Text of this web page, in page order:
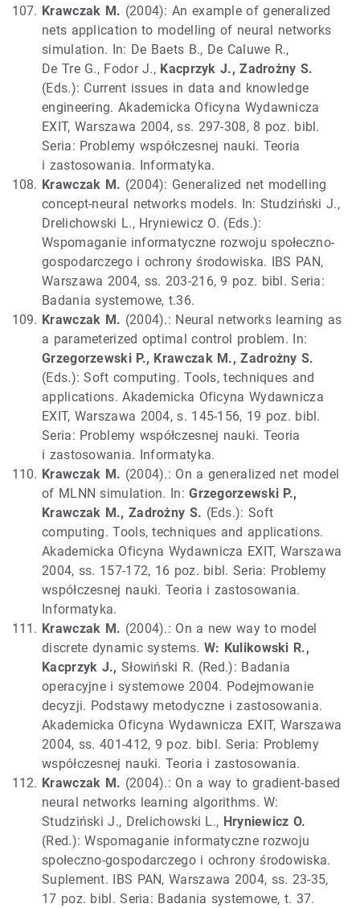
Krawczak M. (2004): An example of generalized
nets application to modelling of neural networks
simulation. In: De Baets B., De Caluwe R.,
De Tre G., Fodor J., Kacprzyk J., Zadrożny S.
(Eds.): Current issues in data and knowledge
engineering. Akademicka Oficyna Wydawnicza
EXIT, Warszawa 2004, ss. 297-308, 8 poz. bibl.
Seria: Problemy współczesnej nauki. Teoria
i zastosowania. Informatyka.
Krawczak M. (2004): Generalized net modelling
concept-neural networks models. In: Studziński J.,
Drelichowski L., Hryniewicz O. (Eds.):
Wspomaganie informatyczne rozwoju społeczno-
gospodarczego i ochrony środowiska. IBS PAN,
Warszawa 2004, ss. 203-216, 9 poz. bibl. Seria:
Badania systemowe, t.36.
Krawczak M. (2004).: Neural networks learning as
a parameterized optimal control problem. In:
Grzegorzewski P., Krawczak M., Zadrożny S.
(Eds.): Soft computing. Tools, techniques and
applications. Akademicka Oficyna Wydawnicza
EXIT, Warszawa 2004, s. 145-156, 19 poz. bibl.
Seria: Problemy współczesnej nauki. Teoria
i zastosowania. Informatyka.
Krawczak M. (2004).: On a generalized net model
of MLNN simulation. In:Grzegorzewski P.,
Krawczak M., Zadrożny S. (Eds.): Soft
computing. Tools, techniques and applications.
Akademicka Oficyna Wydawnicza EXIT, Warszawa
2004, ss. 157-172, 16 poz. bibl. Seria: Problemy
współczesnej nauki. Teoria i zastosowania.
Informatyka.
Krawczak M. (2004).: On a new way to model
discrete dynamic systems. W: Kulikowski R.,
Kacprzyk J., Słowiński R. (Red.): Badania
operacyjne i systemowe 2004. Podejmowanie
decyzji. Podstawy metodyczne i zastosowania.
Akademicka Oficyna Wydawnicza EXIT, Warszawa
2004, ss. 401-412, 9 poz. bibl. Seria: Problemy
współczesnej nauki. Teoria i zastosowania.
Krawczak M. (2004).: On a way to gradient-based
neural networks learning algorithms. W:
Studziński J., Drelichowski L., Hryniewicz O.
(Red.): Wspomaganie informatyczne rozwoju
społeczno-gospodarczego i ochrony środowiska.
Suplement. IBS PAN, Warszawa 2004, ss. 23-35,
17 poz. bibl. Seria: Badania systemowe, t. 37.